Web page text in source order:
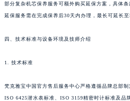
部分复杂机芯保养服务可额外购买延保方案，具体条
延保服务需在完成保养后30天内办理，最长可延长至
四、技术标准与设备环境及技师介绍
1. 技术标准
梵克雅宝中国官方售后服务中心严格遵循品牌总部
ISO 6425潜水表标准、ISO 3159精密时计标准及品